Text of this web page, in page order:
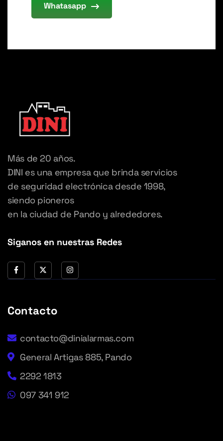
Whatasapp
Más de 20 años.
DINI es una empresa que brinda servicios
de seguridad electrónica desde 1998,
siendo pioneros
en la ciudad de Pando y alrededores.
Siganos en nuestras Redes
Contacto
contacto@dinialarmas.com
General Artigas 885, Pando
2292 1813
097 341 912